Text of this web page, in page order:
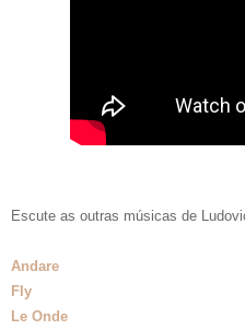
Escute as outras músicas de
Andare
Fly
Le Onde